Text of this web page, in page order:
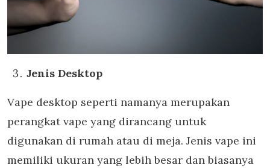
Jenis Desktop
Vape desktop seperti namanya merupakan
perangkat vape yang dirancang untuk
digunakan di rumah atau di meja. Jenis vape ini
memiliki ukuran yang lebih besar dan biasanya